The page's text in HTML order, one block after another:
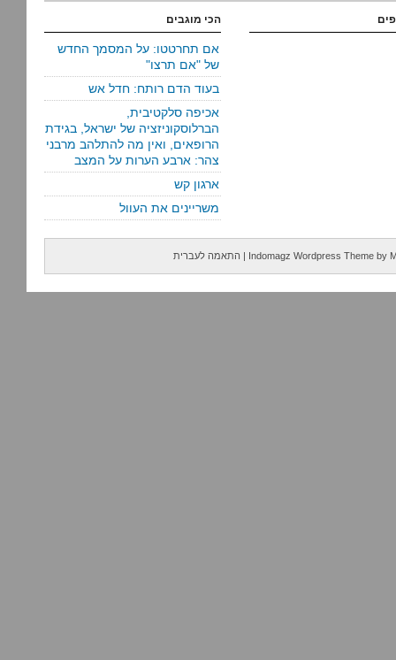
הכי מוגבים
אם תחרטטו: על המסמך החדש
של "אם תרצו"
בעוד הדם רותח: חדל אש
אכיפה סלקטיבית,
הברלוסקוניזציה של ישראל, בגידת
הרופאים, ואין מה להתלהב מרבני
צהר: ארבע הערות על המצב
ארגון קש
משריינים את העוול
Indomagz Wordpress Theme by
| התאמה לעברית